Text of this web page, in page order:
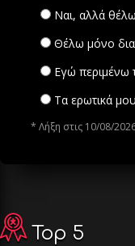
Ναι, αλλά
Θέλω μόνο
Εγώ περιμένω
Τα ερωτικά
* Λήξη στις 10/08/
Top 5